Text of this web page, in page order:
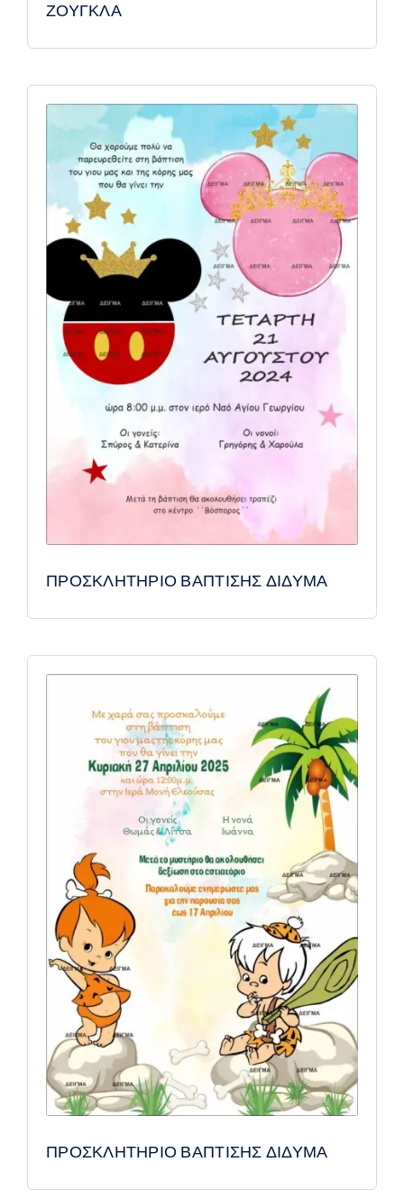
ΖΟΥΓΚΛΑ
ΠΡΟΣΚΛΗΤΗΡΙΟ ΒΑΠΤΙΣΗΣ ΔΙΔΥΜΑ
ΠΡΟΣΚΛΗΤΗΡΙΟ ΒΑΠΤΙΣΗΣ ΔΙΔΥΜΑ